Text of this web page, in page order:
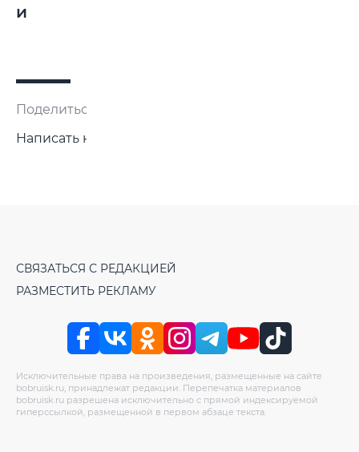
и
Поделиться:
Написать нам
СВЯЗАТЬСЯ С РЕДАКЦИЕЙ
РАЗМЕСТИТЬ РЕКЛАМУ
Исключительные права на произведения, размещенные на сайте
bobruisk.ru, принадлежат редакции. Перепечатка материалов
bobruisk.ru разрешена исключительно с прямой индексируемой
гиперссылкой, размещенной в первом абзаце текста.